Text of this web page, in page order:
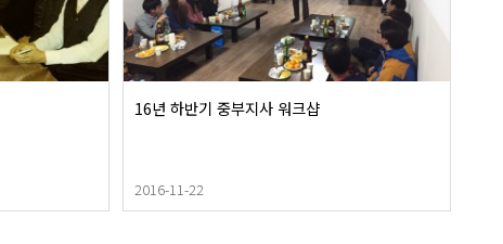
16년 하반기 중부지사 워크샵
2016-11-22